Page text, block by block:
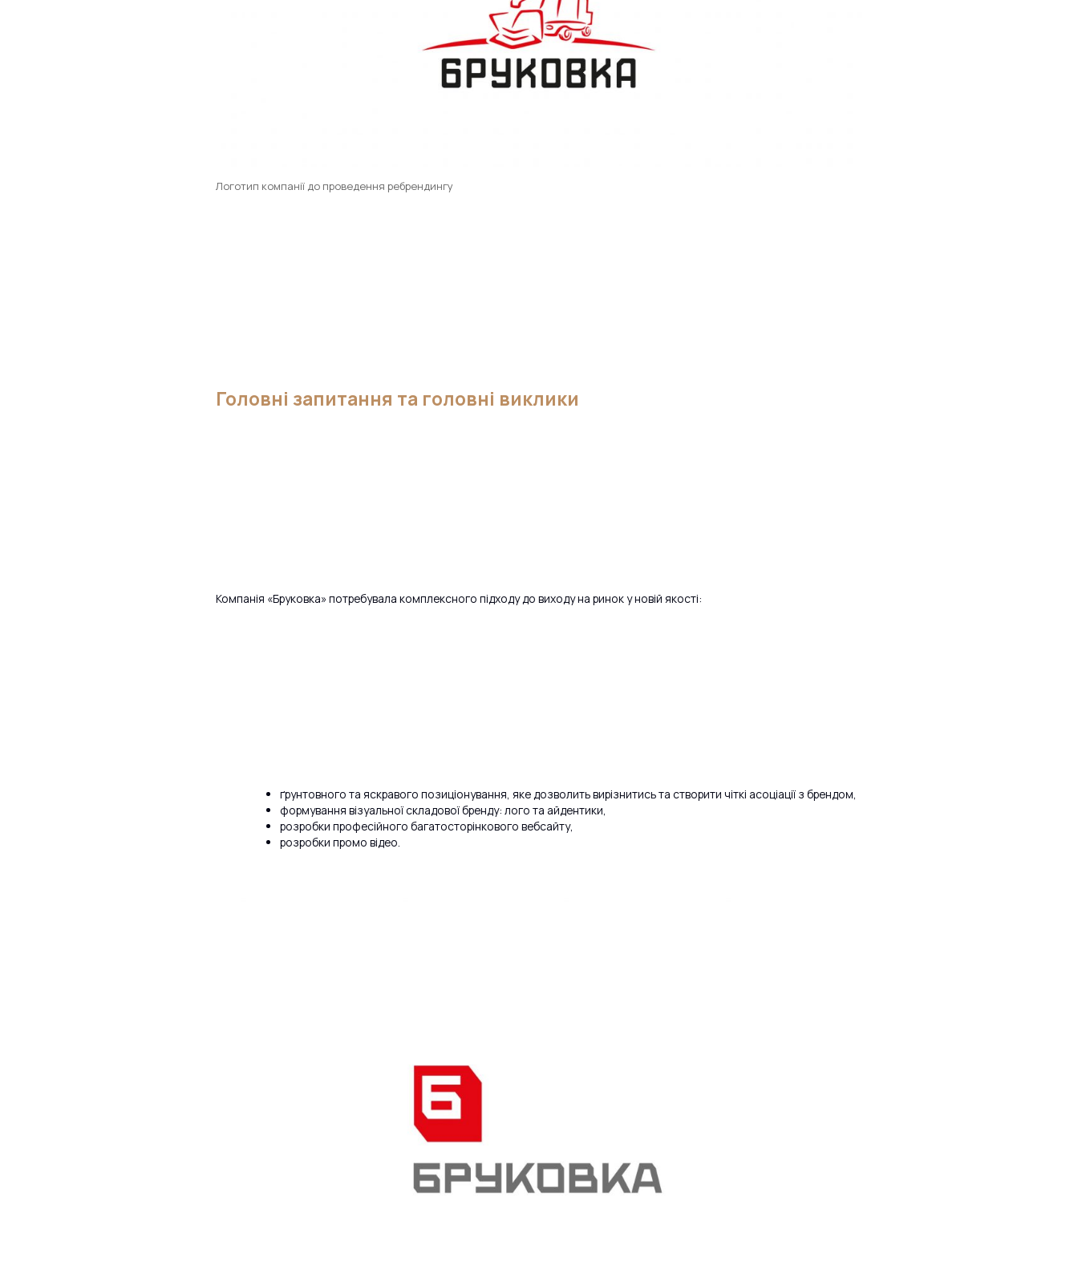
Логотип компанії до проведення ребрендингу
Головні запитання та головні виклики
Компанія «Бруковка» потребувала комплексного підходу до виходу на ринок у новій якості:
ґрунтовного та яскравого позиціонування, яке дозволить вирізнитись та створити чіткі асоціації з брендом,
формування візуальної складової бренду: лого та айдентики,
розробки професійного багатосторінкового вебсайту,
розробки промо відео.